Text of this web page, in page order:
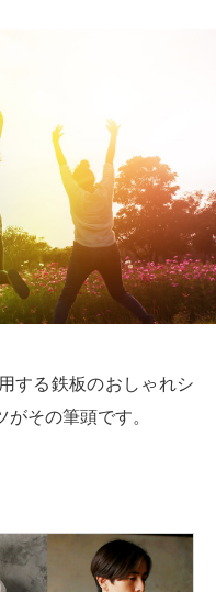
する鉄板のおしゃれシ
その筆頭です。